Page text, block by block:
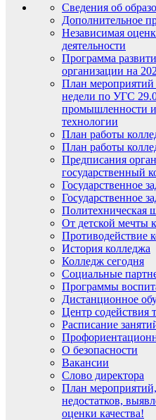
Сведения об
Дополнительное
Независимая
деятельности
Программа
организации на
План мероприятий
недели по УГС
промышленности
технологии
План работы
План работы
Предписания
государственный
Государственное
Государственное
Политехническая
От детской мечты
Противодействие
История колледжа
Колледж сегодня
Социальные
Программы
Дистанционное
Центр содействия
Расписание
О безопасности
Вакансии
Слово директора
План
недостатков,
оценки качества!